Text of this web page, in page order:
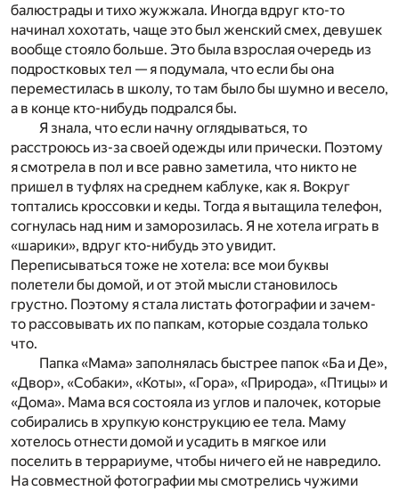
балюстрады и тихо жужжала. Иногда вдруг кто-то
начинал хохотать, чаще это был женский смех, девушек
вообще стояло больше. Это была взрослая очередь из
подростковых тел — я подумала, что если бы она
переместилась в школу, то там было бы шумно и весело,
а в конце кто-нибудь подрался бы.
Я знала, что если начну оглядываться, то
расстроюсь из-за своей одежды или прически. Поэтому
я смотрела в пол и все равно заметила, что никто не
пришел в туфлях на среднем каблуке, как я. Вокруг
топтались кроссовки и кеды. Тогда я вытащила телефон,
согнулась над ним и заморозилась. Я не хотела играть в
«шарики», вдруг кто-нибудь это увидит.
Переписываться тоже не хотела: все мои буквы
полетели бы домой, и от этой мысли становилось
грустно. Поэтому я стала листать фотографии и зачем-
то рассовывать их по папкам, которые создала только
что.
Папка «Мама» заполнялась быстрее папок «Ба и Де»,
«Двор», «Собаки», «Коты», «Гора», «Природа», «Птицы» и
«Дома». Мама вся состояла из углов и палочек, которые
собирались в хрупкую конструкцию ее тела. Маму
хотелось отнести домой и усадить в мягкое или
поселить в террариуме, чтобы ничего ей не навредило.
На совместной фотографии мы смотрелись чужими